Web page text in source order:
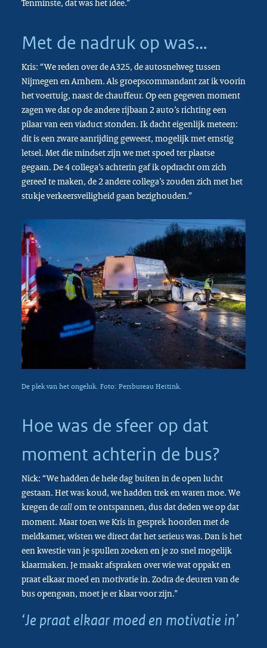
Met de nadruk op was…
Kris: “We reden over de A325, de autosnelweg tussen
Nijmegen en Arnhem. Als groepscommandant zat ik voorin
het voertuig, naast de chauffeur. Op een gegeven moment
zagen we dat op de andere rijbaan 2 auto’s richting een
pilaar van een viaduct stonden. Ik dacht eigenlijk meteen:
dit is een zware aanrijding geweest, mogelijk met ernstig
letsel. Met die mindset zijn we met spoed ter plaatse
gegaan. De 4 collega’s achterin gaf ik opdracht om zich
gereed te maken, de 2 andere collega’s zouden zich met het
stukje verkeersveiligheid gaan bezighouden.”
De plek van het ongeluk. Foto: Persbureau Heitink.
Hoe was de sfeer op dat
moment achterin de bus?
Nick: “We hadden de hele dag buiten in de open lucht
gestaan. Het was koud, we hadden trek en waren moe. We
kregen decallom te ontspannen, dus dat deden we op dat
moment. Maar toen we Kris in gesprek hoorden met de
meldkamer, wisten we direct dat het serieus was. Dan is het
een kwestie van je spullen zoeken en je zo snel mogelijk
klaarmaken. Je maakt afspraken over wie wat oppakt en
praat elkaar moed en motivatie in. Zodra de deuren van de
bus opengaan, moet je er klaar voor zijn.”
‘Je praat elkaar moed en motivatie in’